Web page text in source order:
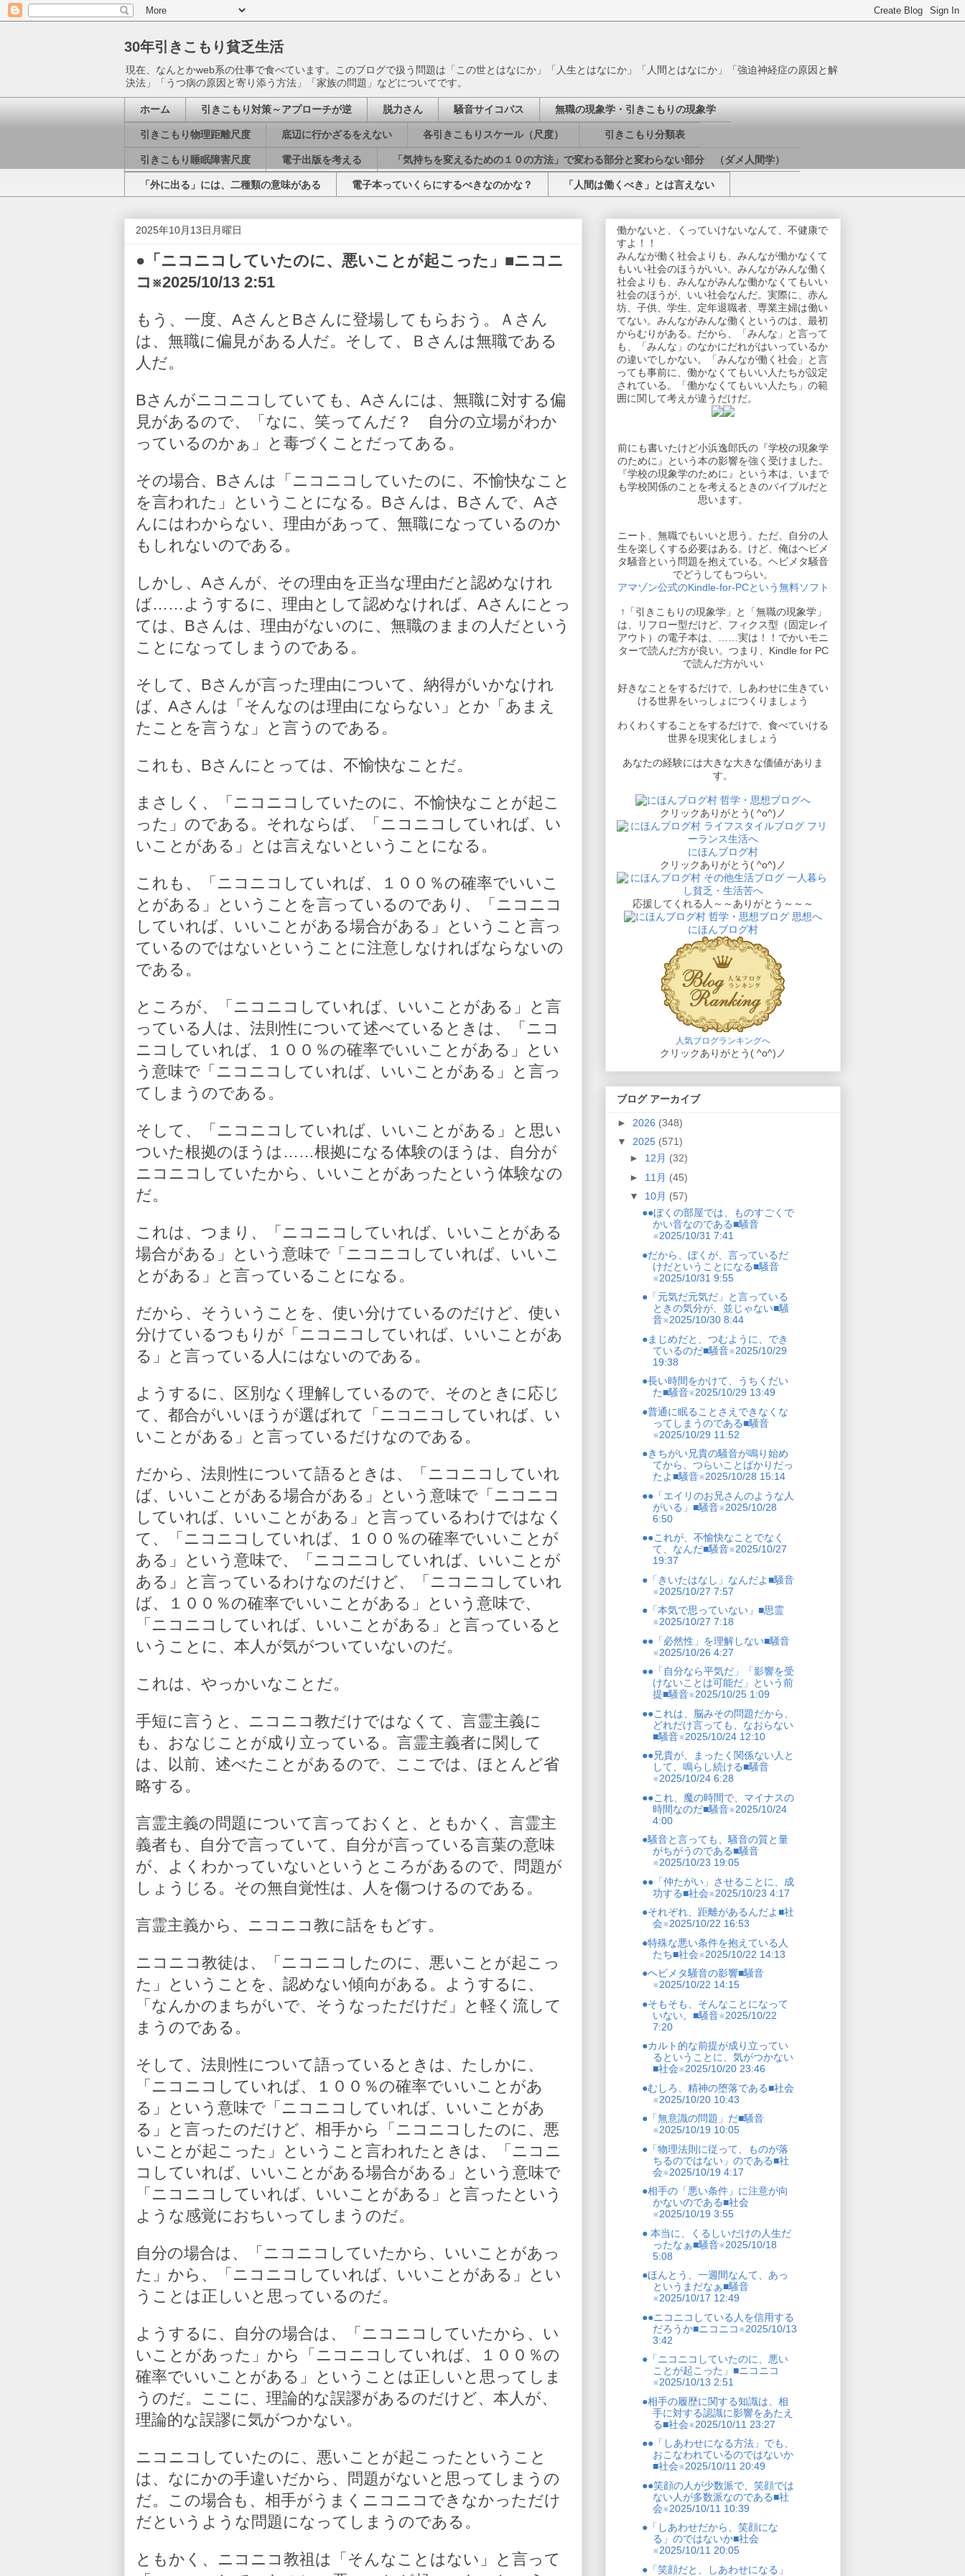
30年引きこもり貧乏生活
現在、なんとかweb系の仕事で食べています。このブログで扱う問題は「この世とはなにか」「人生とはなにか」「人間とはなにか」「強迫神経症の原因と解
決法」「うつ病の原因と寄り添う方法」「家族の問題」などについてです。
ホーム 引きこもり対策～アプローチが逆 脱力さん 騒音サイコパス 無職の現象学・引きこもりの現象学
引きこもり物理距離尺度 底辺に行かざるをえない 各引きこもりスケール（尺度） 引きこもり分類表
引きこもり睡眠障害尺度 電子出版を考える 「気持ちを変えるための１０の方法」で変わる部分と変わらない部分 （ダメ人間学）
「外に出る」には、二種類の意味がある 電子本っていくらにするべきなのかな？ 「人間は働くべき」とは言えない
2025年10月13日月曜日
●「ニコニコしていたのに、悪いことが起こった」■ニコニ
コ※2025/10/13 2:51
もう、一度、AさんとBさんに登場してもらおう。Ａさん
は、無職に偏見がある人だ。そして、Ｂさんは無職である
人だ。
Bさんがニコニコしていても、Aさんには、無職に対する偏
見があるので、「なに、笑ってんだ？ 自分の立場がわか
っているのかぁ」と毒づくことだってある。
その場合、Bさんは「ニコニコしていたのに、不愉快なこと
を言われた」ということになる。Bさんは、Bさんで、Aさ
んにはわからない、理由があって、無職になっているのか
もしれないのである。
しかし、Aさんが、その理由を正当な理由だと認めなけれ
ば……ようするに、理由として認めなければ、Aさんにとっ
ては、Bさんは、理由がないのに、無職のままの人だという
ことになってしまうのである。
そして、Bさんが言った理由について、納得がいかなけれ
ば、Aさんは「そんなのは理由にならない」とか「あまえ
たことを言うな」と言うのである。
これも、Bさんにとっては、不愉快なことだ。
まさしく、「ニコニコしていたのに、不愉快なことが起こ
った」のである。それならば、「ニコニコしていれば、い
いことがある」とは言えないということになる。
これも、「ニコニコしていれば、１００％の確率でいいこ
とがある」ということを言っているのであり、「ニコニコ
していれば、いいことがある場合がある」ということ言っ
ているのではないということに注意しなければならないの
である。
ところが、「ニコニコしていれば、いいことがある」と言
っている人は、法則性について述べているときは、「ニコ
ニコしていれば、１００％の確率でいいことがある」とい
う意味で「ニコニコしていれば、いいことがある」と言っ
てしまうのである。
そして、「ニコニコしていれば、いいことがある」と思い
ついた根拠のほうは……根拠になる体験のほうは、自分が
ニコニコしていたから、いいことがあったという体験なの
だ。
これは、つまり、「ニコニコしていれば、いいことがある
場合がある」という意味で「ニコニコしていれば、いいこ
とがある」と言っていることになる。
だから、そういうことを、使い分けているのだけど、使い
分けているつもりが「ニコニコしていれば、いいことがあ
る」と言っている人にはないのである。
ようするに、区別なく理解しているので、そのときに応じ
て、都合がいいほうが選ばれて「ニコニコしていれば、い
いことがある」と言っているだけなのである。
だから、法則性について語るときは、「ニコニコしていれ
ば、いいことがある場合がある」という意味で「ニコニコ
していれば、いいことがある」と言っているわけではなく
て、「ニコニコしていれば、１００％の確率でいいことが
ある」という意味で、「ニコニコしていれば、いいことが
ある」と言っているわけなのだけど、「ニコニコしていれ
ば、１００％の確率でいいことがある」という意味で、
「ニコニコしていれば、いいことがある」と言っていると
いうことに、本人が気がついていないのだ。
これは、やっかいなことだ。
手短に言うと、ニコニコ教だけではなくて、言霊主義に
も、おなじことが成り立っている。言霊主義者に関して
は、以前、述べたことがあるので、ここでは、ほとんど省
略する。
言霊主義の問題について言っておくと、ともかく、言霊主
義者も、自分で言っていて、自分が言っている言葉の意味
が、よくわかっていないというところがあるので、問題が
しょうじる。その無自覚性は、人を傷つけるのである。
言霊主義から、ニコニコ教に話をもどす。
ニコニコ教徒は、「ニコニコしたのに、悪いことが起こっ
た」ということを、認めない傾向がある。ようするに、
「なんかのまちがいで、そうなっただけだ」と軽く流して
まうのである。
そして、法則性について語っているときは、たしかに、
「ニコニコしていれば、１００％の確率でいいことがあ
る」という意味で「ニコニコしていれば、いいことがあ
る」と言ったのだけど、相手から「ニコニコしたのに、悪
いことが起こった」ということ言われたときは、「ニコニ
コしていれば、いいことがある場合がある」という意味で
「ニコニコしていれば、いいことがある」と言ったという
ような感覚におちいってしまうのだ。
自分の場合は、「ニコニコしていたから、いいことがあっ
た」から、「ニコニコしていれば、いいことがある」とい
うことは正しいと思っているのだ。
ようするに、自分の場合は、「ニコニコしていたから、い
いことがあった」から「ニコニコしていれば、１００％の
確率でいいことがある」ということは正しいと思ってしま
うのだ。ここに、理論的な誤謬があるのだけど、本人が、
理論的な誤謬に気がつかない。
ニコニコしていたのに、悪いことが起こったということ
は、なにかの手違いだから、問題がないと思ってしまうの
だ。この場合も、相手がうまくニコニコできなかっただけ
だというような問題になってしまうのである。
ともかく、ニコニコ教祖は「そんなことはない」と言って
働かないと、くっていけないなんて、不健康で
すよ！！
みんなが働く社会よりも、みんなが働かなくて
もいい社会のほうがいい。みんながみんな働く
社会よりも、みんながみんな働かなくてもいい
社会のほうが、いい社会なんだ。実際に、赤ん
坊、子供、学生、定年退職者、専業主婦は働い
てない。みんながみんな働くというのは、最初
からむりがある。だから、「みんな」と言って
も、「みんな」のなかにだれがはいっているか
の違いでしかない。「みんなが働く社会」と言
っても事前に、働かなくてもいい人たちが設定
されている。「働かなくてもいい人たち」の範
囲に関して考えが違うだけだ。
前にも書いたけど小浜逸郎氏の『学校の現象学
のために』という本の影響を強く受けました。
『学校の現象学のために』という本は、いまで
も学校関係のことを考えるときのバイブルだと
思います。
ニート、無職でもいいと思う。ただ、自分の人
生を楽しくする必要はある。けど、俺はヘビメ
タ騒音という問題を抱えている。ヘビメタ騒音
でどうしてもつらい。
アマゾン公式のKindle-for-PCという無料ソフト
↑「引きこもりの現象学」と「無職の現象学」
は、リフロー型だけど、フィクス型（固定レイ
アウト）の電子本は、……実は！！でかいモニ
ターで読んだ方が良い。つまり、Kindle for PC
で読んだ方がいい
好きなことをするだけで、しあわせに生きてい
ける世界をいっしょにつくりましょう
わくわくすることをするだけで、食べていける
世界を現実化しましょう
あなたの経験には大きな大きな価値がありま
す。
クリックありがとう( ^o^)ノ
にほんブログ村
クリックありがとう( ^o^)ノ
応援してくれる人～～ありがとう～～～
にほんブログ村
人気ブログランキングへ
クリックありがとう( ^o^)ノ
ブログ アーカイブ
► 2026 (348)
▼ 2025 (571)
► 12月 (32)
► 11月 (45)
▼ 10月 (57)
●●ぼくの部屋では、ものすごくで
かい音なのである■騒音
※2025/10/31 7:41
●だから、ぼくが、言っているだ
けだということになる■騒音
※2025/10/31 9:55
●「元気だ元気だ」と言っている
ときの気分が、並じゃない■騒
音※2025/10/30 8:44
●まじめだと、つむように、でき
ているのだ■騒音※2025/10/29
19:38
●長い時間をかけて、うちくだい
た■騒音※2025/10/29 13:49
●普通に眠ることさえできなくな
ってしまうのである■騒音
※2025/10/29 11:52
●きちがい兄貴の騒音が鳴り始め
てから、つらいことばかりだっ
たよ■騒音※2025/10/28 15:14
●●「エイリのお兄さんのような人
がいる」■騒音※2025/10/28
6:50
●●これが、不愉快なことでなく
て、なんだ■騒音※2025/10/27
19:37
●「きいたはなし」なんだよ■騒音
※2025/10/27 7:57
●「本気で思っていない」■思霊
※2025/10/27 7:18
●●「必然性」を理解しない■騒音
※2025/10/26 4:27
●●「自分なら平気だ」「影響を受
けないことは可能だ」という前
提■騒音※2025/10/25 1:09
●●これは、脳みその問題だから、
どれだけ言っても、なおらない
■騒音※2025/10/24 12:10
●●兄貴が、まったく関係ない人と
して、鳴らし続ける■騒音
※2025/10/24 6:28
●●これ、魔の時間で、マイナスの
時間なのだ■騒音※2025/10/24
4:00
●騒音と言っても、騒音の質と量
がちがうのである■騒音
※2025/10/23 19:05
●●「仲たがい」させることに、成
功する■社会※2025/10/23 4:17
●それぞれ、距離があるんだよ■社
会※2025/10/22 16:53
●特殊な悪い条件を抱えている人
たち■社会※2025/10/22 14:13
●ヘビメタ騒音の影響■騒音
※2025/10/22 14:15
●そもそも、そんなことになって
いない。■騒音※2025/10/22
7:20
●カルト的な前提が成り立ってい
るということに、気がつかない
■社会※2025/10/20 23:46
●むしろ、精神の堕落である■社会
※2025/10/20 10:43
●「無意識の問題」だ■騒音
※2025/10/19 10:05
●「物理法則に従って、ものが落
ちるのではない」のである■社
会※2025/10/19 4:17
●相手の「悪い条件」に注意が向
かないのである■社会
※2025/10/19 3:55
● 本当に、くるしいだけの人生だ
ったなぁ■騒音※2025/10/18
5:08
●ほんとう、一週間なんて、あっ
というまだなぁ■騒音
※2025/10/17 12:49
●●ニコニコしている人を信用する
だろうか■ニコニコ※2025/10/13
3:42
●「ニコニコしていたのに、悪い
ことが起こった」■ニコニコ
※2025/10/13 2:51
●相手の履歴に関する知識は、相
手に対する認識に影響をあたえ
る■社会※2025/10/11 23:27
●●「しあわせになる方法」でも、
おこなわれているのではないか
■社会※2025/10/11 20:49
●●笑顔の人が少数派で、笑顔では
ない人が多数派なのである■社
会※2025/10/11 10:39
●「しあわせだから、笑顔にな
る」のではないか■社会
※2025/10/11 20:05
●「笑顔だと、しあわせになる」